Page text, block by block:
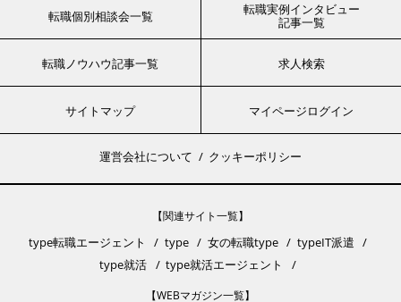
転職個別相談会一覧
転職実例インタビュー
記事一覧
転職ノウハウ記事一覧 求人検索
サイトマップ マイページログイン
運営会社について クッキーポリシー
【関連サイト一覧】
type転職エージェント type 女の転職type
typeIT派遣
type就活
type就活エージェント
【WEBマガジン一覧】